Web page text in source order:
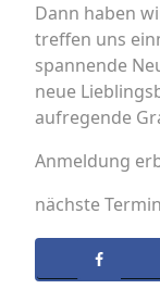
Dann haben
treffen uns
spannende
neue
aufregende
Anmeldung
nächste